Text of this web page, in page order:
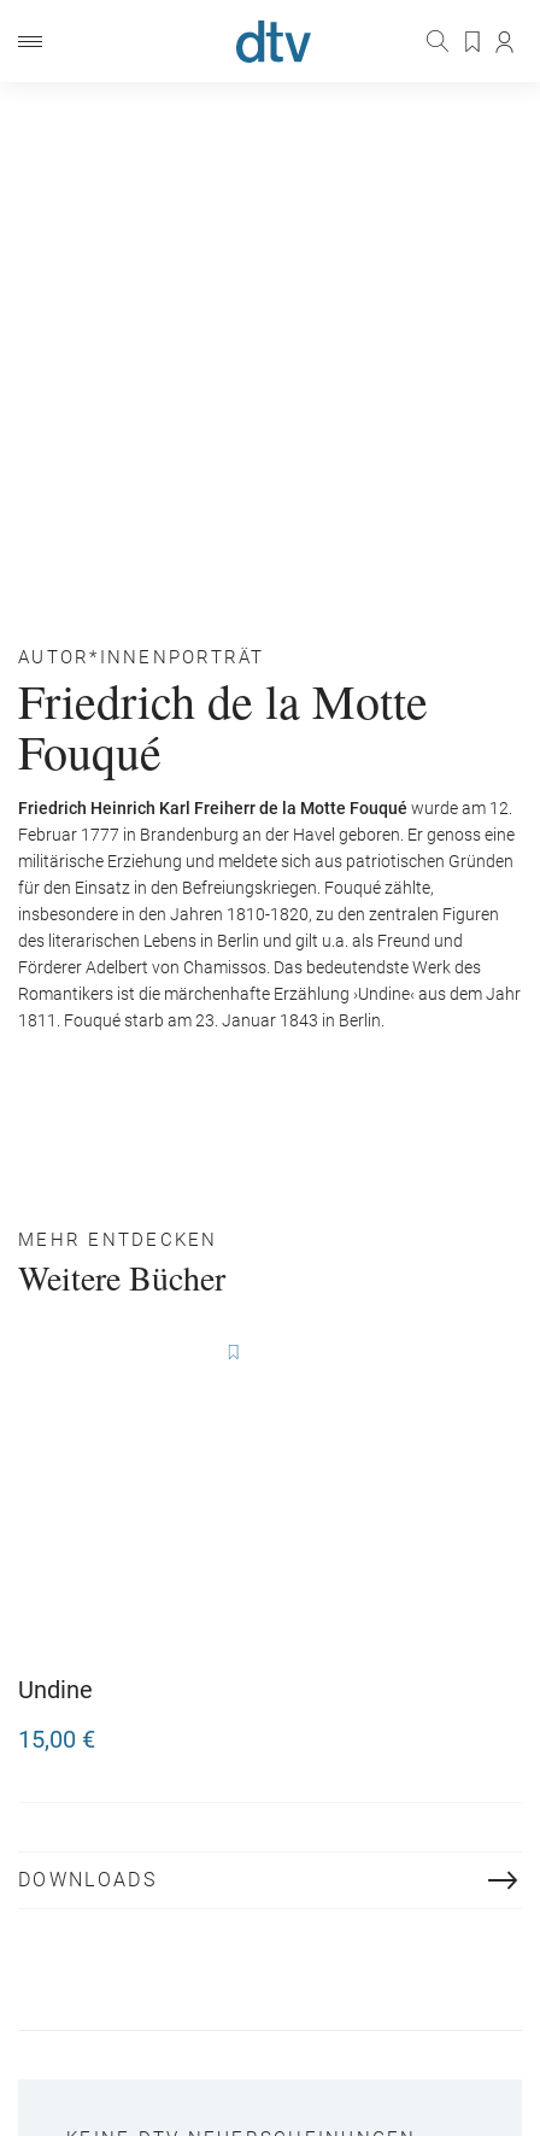
AUTOR*INNENPORTRÄT
Friedrich de la Motte
Fouqué
Friedrich Heinrich Karl Freiherr de la Motte Fouqué wurde am 12.
Februar 1777 in Brandenburg an der Havel geboren. Er genoss eine
militärische Erziehung und meldete sich aus patriotischen Gründen
für den Einsatz in den Befreiungskriegen. Fouqué zählte,
insbesondere in den Jahren 1810-1820, zu den zentralen Figuren
des literarischen Lebens in Berlin und gilt u.a. als Freund und
Förderer Adelbert von Chamissos. Das bedeutendste Werk des
Romantikers ist die märchenhafte Erzählung ›Undine‹ aus dem Jahr
1811. Fouqué starb am 23. Januar 1843 in Berlin.
MEHR ENTDECKEN
Weitere Bücher
Undine
15,00 €
DOWNLOADS